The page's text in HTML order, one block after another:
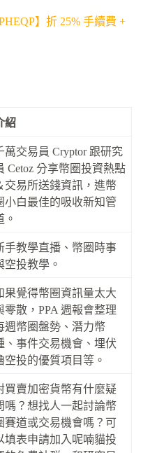
】折 25% 手續費 +
紹
萬交易員 Cryptor 跟研究
Cetoz 分享幣圈投資熱點
交易所送錢資訊，進幣
小白最佳的吸收新知管
。
手教學直播、幣圈時事
空投教學。
果覺得幣圈資訊量太大
零散，PPA 週報會整理
週幣圈盤勢、潛力幣
、事件交易機會、埋伏
空投的優質項目等。
買賣加密貨幣有什麼疑
嗎？想找人一起討論幣
賽道或交易機會嗎？可
填表申請加入呢喃貓投